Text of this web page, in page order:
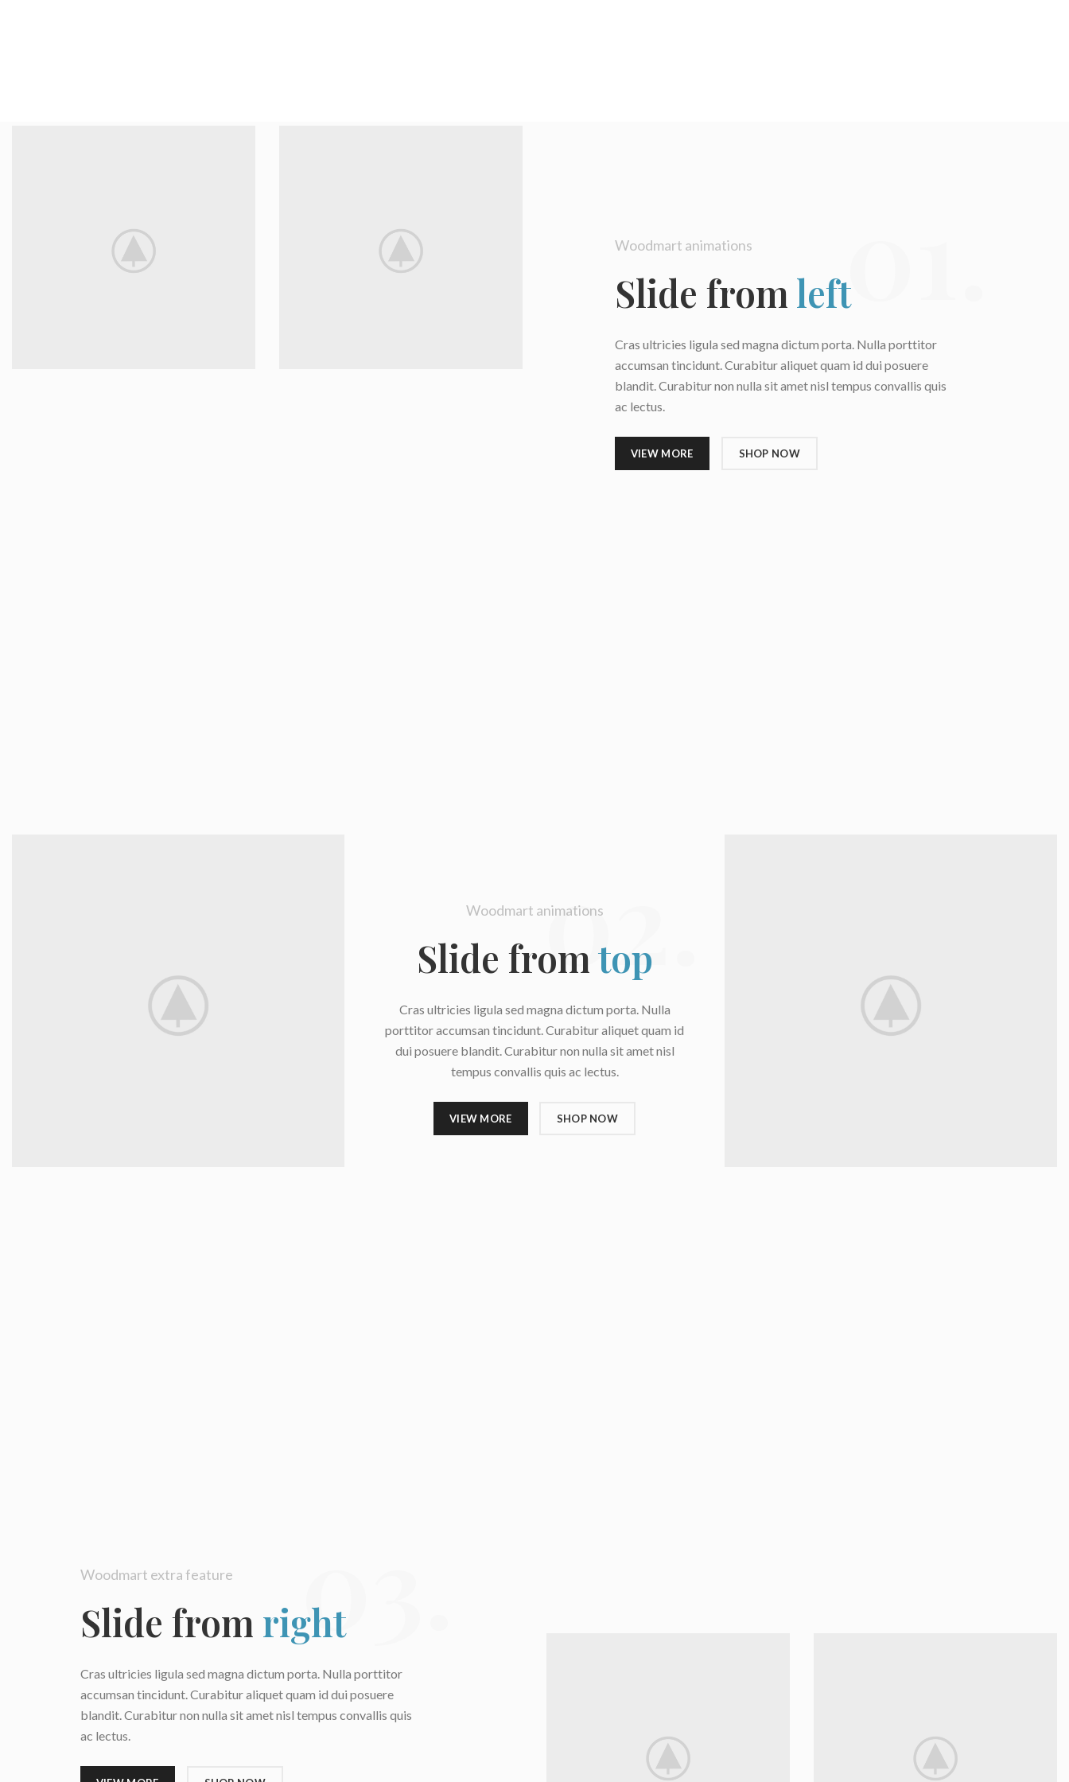
01.
Woodmart animations
Slide from left
Cras ultricies ligula sed magna dictum porta. Nulla porttitor
accumsan tincidunt. Curabitur aliquet quam id dui posuere
blandit. Curabitur non nulla sit amet nisl tempus convallis quis
ac lectus.
VIEW MORE SHOP NOW
02.
Woodmart animations
Slide fromtop
Cras ultricies ligula sed magna dictum porta. Nulla
porttitor accumsan tincidunt. Curabitur aliquet quam id
dui posuere blandit. Curabitur non nulla sit amet nisl
tempus convallis quis ac lectus.
VIEW MORE SHOP NOW
03.
Woodmart extra feature
Slide from right
Cras ultricies ligula sed magna dictum porta. Nulla porttitor
accumsan tincidunt. Curabitur aliquet quam id dui posuere
blandit. Curabitur non nulla sit amet nisl tempus convallis quis
ac lectus.